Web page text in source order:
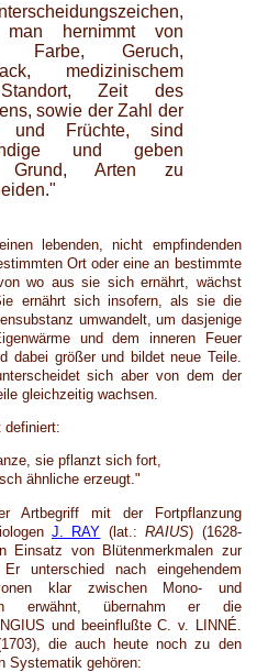
man hernimmt von
Farbe, Geruch,
medizinischem
Zeit des
sowie der Zahl der
und Früchte, sind
und geben
Grund, Arten zu
lebenden, nicht empfindenden
Ort oder eine an bestimmte
wo aus sie sich ernährt, wächst
ernährt sich insofern, als sie die
umwandelt, um dasjenige
und dem inneren Feuer
dabei größer und bildet neue Teile.
sich aber von dem der
gleichzeitig wachsen.
definiert:
sie pflanzt sich fort,
ähnliche erzeugt."
Artbegriff mit der Fortpflanzung
J. RAY (lat.:RAIUS) (1628-
Einsatz von Blütenmerkmalen zur
unterschied nach eingehendem
klar zwischen Mono- und
erwähnt, übernahm er die
und beeinflußte C. v. LINNÉ.
die auch heute noch zu den
Systematik gehören: